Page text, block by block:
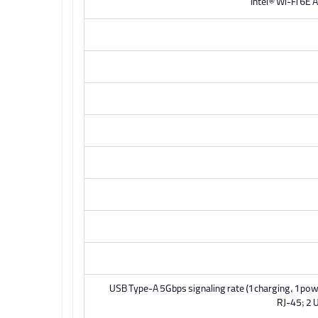
Intel® Wi-Fi 6E
USB Type-A 5Gbps signaling rate (1 charging, 1
RJ-45; 2